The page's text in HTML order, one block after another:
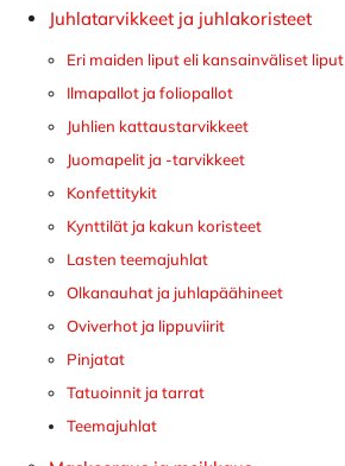
Juhlatarvikkeet ja juhlakoristeet
Eri maiden liput eli kansainväliset liput
Ilmapallot ja foliopallot
Juhlien kattaustarvikkeet
Juomapelit ja -tarvikkeet
Konfettitykit
Kynttilät ja kakun koristeet
Lasten teemajuhlat
Olkanauhat ja juhlapäähineet
Oviverhot ja lippuviirit
Pinjatat
Tatuoinnit ja tarrat
Teemajuhlat